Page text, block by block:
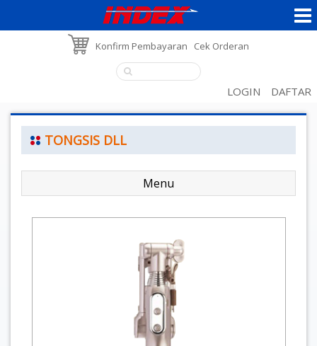
Konfirm Pembayaran Cek Orderan
LOGIN DAFTAR
TONGSIS DLL
Menu